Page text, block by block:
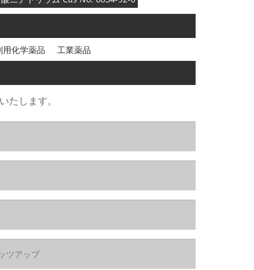
用化学薬品 工業薬品
たします。